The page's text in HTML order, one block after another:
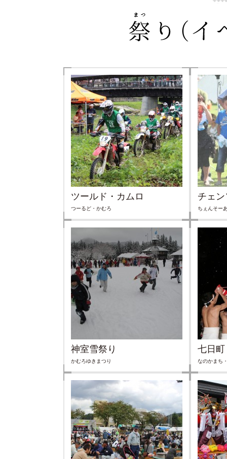
ツールド・カムロ
つーるど・かむろ
チェ
ちぇんそー
神室雪祭り
かむろゆきまつり
七日
なのかまち